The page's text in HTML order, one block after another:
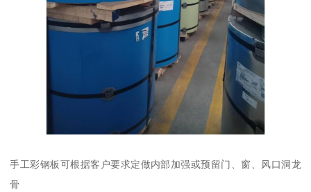
手工彩钢板可根据客户要求定做内部加强或预留门、窗、风口洞龙
骨